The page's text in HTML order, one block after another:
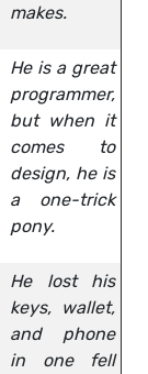
makes.
He is a great
programmer,
but when it
comes to
design, he is
a one-trick
pony.
He lost his
keys, wallet,
and phone
in one fell